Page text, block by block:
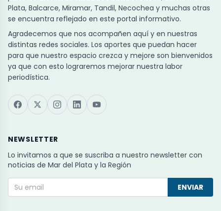
Plata, Balcarce, Miramar, Tandil, Necochea y muchas otras
se encuentra reflejado en este portal informativo.
Agradecemos que nos acompañen aquí y en nuestras
distintas redes sociales. Los aportes que puedan hacer
para que nuestro espacio crezca y mejore son bienvenidos
ya que con esto lograremos mejorar nuestra labor
periodística.
NEWSLETTER
Lo invitamos a que se suscriba a nuestro newsletter con
noticias de Mar del Plata y la Región
ENVIAR